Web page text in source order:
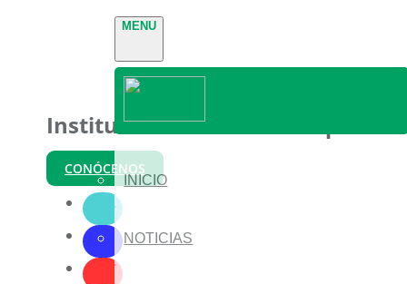
MENU
INICIO
NOTICIAS
Instituto Nacional de Parques
CONÓCENOS